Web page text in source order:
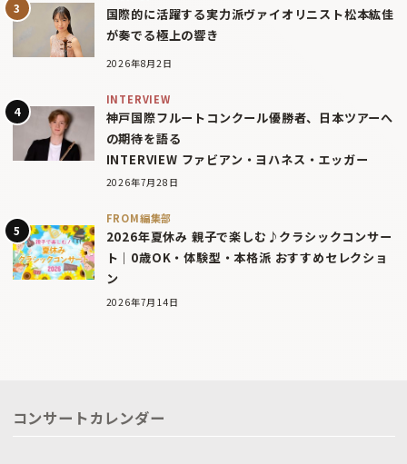
国際的に活躍する実力派ヴァイオリニスト松本紘佳
が奏でる極上の響き
2026年8月2日
INTERVIEW
神戸国際フルートコンクール優勝者、日本ツアーへ
の期待を語る
INTERVIEW ファビアン・ヨハネス・エッガー
2026年7月28日
FROM編集部
2026年夏休み 親子で楽しむ♪クラシックコンサー
ト｜0歳OK・体験型・本格派 おすすめセレクショ
ン
2026年7月14日
コンサートカレンダー